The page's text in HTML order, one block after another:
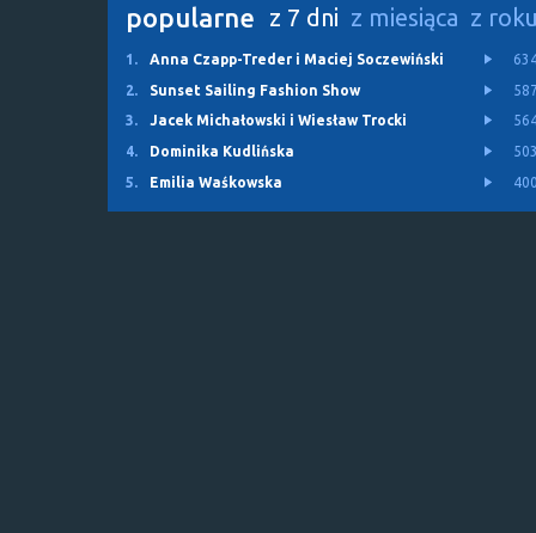
popularne z 7 dni z miesiąca z
1. Anna Czapp-Treder i Maciej Soczewiński
2.
Sunset Sailing Fashion Show
3.
Jacek Michałowski i Wiesław Trocki
4.
Dominika Kudlińska
5.
Emilia Waśkowska